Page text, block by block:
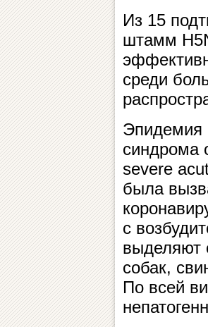
Из 15
штамм
среди
Эпидемия
синдрома
severe
была
с
выделяют
собак,
По всей